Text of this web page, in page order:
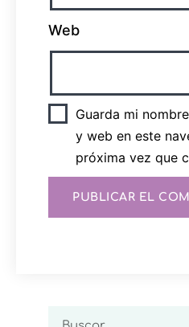
Web
Guarda mi
y web en este
próxima vez que